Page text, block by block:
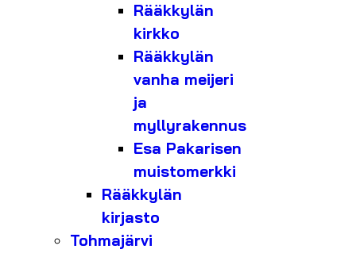
Rääkkylän
kirkko
Rääkkylän
vanha meijeri
ja
myllyrakennus
Esa Pakarisen
muistomerkki
Rääkkylän
kirjasto
Tohmajärvi